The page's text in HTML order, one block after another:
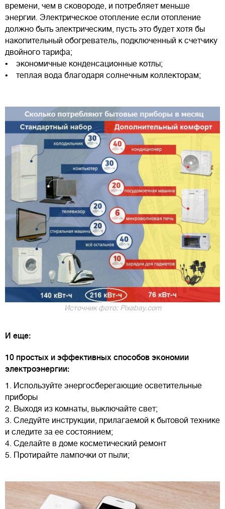
времени, чем в сковороде, и потребляет меньше
энергии. Электрическое отопление если отопление
должно быть электрическим, пусть это будет хотя бы
накопительный обогреватель, подключенный к счетчику
двойного тарифа;
• экономичные конденсационные котлы;
• теплая вода благодаря солнечным коллекторам;
Источник фото: Pixabay.com
И еще:
10 простых и эффективных способов экономии
электроэнергии:
1. Используйте энергосберегающие осветительные
приборы
2. Выходя из комнаты, выключайте свет;
3. Следуйте инструкции, прилагаемой к бытовой технике
и следите за ее состоянием;
4. Сделайте в доме косметический ремонт
5. Протирайте лампочки от пыли;